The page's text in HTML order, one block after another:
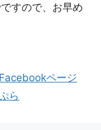
すので、お早め
ページ
ら